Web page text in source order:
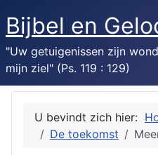
Bijbel en
"Uw getuigenissen zijn
mijn ziel" (Ps. 119 : 129)
U bevindt zich hier:
De toekomst